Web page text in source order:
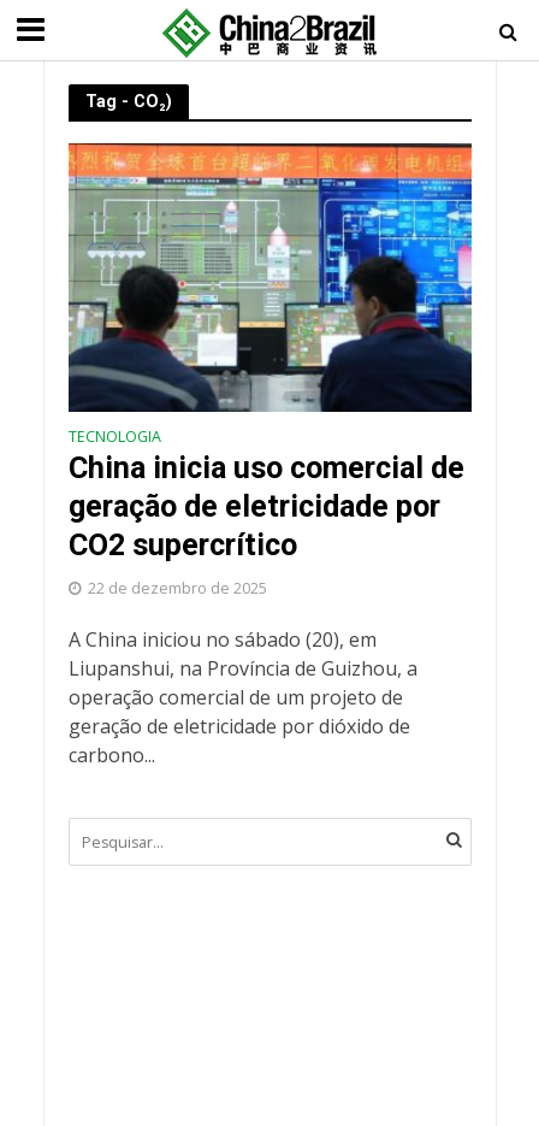
Tag - CO₂)
TECNOLOGIA
China inicia uso comercial de
geração de eletricidade por
CO2 supercrítico
22 de dezembro de 2025
A China iniciou no sábado (20), em
Liupanshui, na Província de Guizhou, a
operação comercial de um projeto de
geração de eletricidade por dióxido de
carbono...